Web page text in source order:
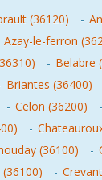
(36120) -
Azay-le-ferron
- Belabre
Briantes (36400)
- Celon (36200) -
-
(36100) -
-